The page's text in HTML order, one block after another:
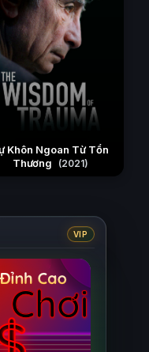
Khôn Ngoan Từ Tổn
Thương
(2021)